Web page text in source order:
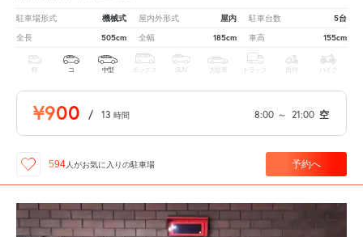
駐車場形式 機械式 屋内外形式 屋内 駐車台数 5台
全長 505cm 全幅 185cm 車高 155cm
軽 コ 中型 ボックス SUV 大型車 トラック 原付 バイク
¥900 / 13 時間 8:00 ～ 21:00 空
594 人がお気に入りの駐車場 予約へ